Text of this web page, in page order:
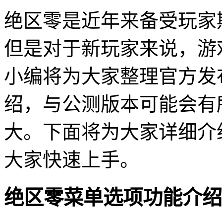
绝区零是近年来备受玩
但是对于新玩家来说，
小编将为大家整理官方
绍，与公测版本可能会
大。下面将为大家详细
大家快速上手。
绝区零菜单选项功能介